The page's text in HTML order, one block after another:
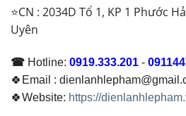
⭐CN : 2034D Tổ 1, KP 1 Phước
Uyên
☎ Hotline: 0919.333.201 -
🍀Email :
🍀Website: https://